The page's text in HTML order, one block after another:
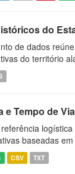
do
de dados
do território
e Tempo de
baseadas
CSV TXT